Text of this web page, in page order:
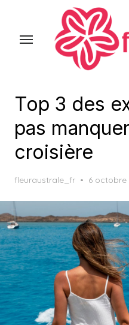
Top 3 des
pas
croisière
fleuraustrale_fr
Posted
6 octobre